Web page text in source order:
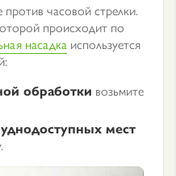
часовой стрелки.
происходит по
насадка используется
обработки возьмите
мест